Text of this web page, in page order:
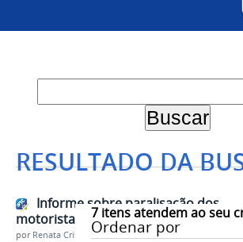
RESULTADO DA
7itens atendem ao seu
Ordenar por
Informe sobre paralisação dos
motoristas
por Renata Cristina de Sá Barreto Freitas